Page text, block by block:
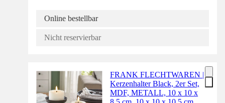
Online bestellbar
Nicht reservierbar
FRANK FLECHTWAREN |
Kerzenhalter Black, 2er Set,
MDF, METALL, 10 x 10 x